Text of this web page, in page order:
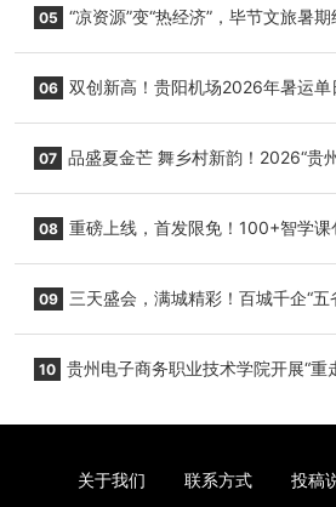
05 “凉资源”变“热经济”，毕节文旅暑
06 双创新高！贵阳机场2026年暑运单
07 品盛夏金芒 舞乡村新韵！2026“贵
08 重磅上线，首发限免！100+智学课
09 三天盛会，满城精彩！百城千企“五
10 贵州电子商务职业技术学院开展“重
关于我们 联系方式 投稿